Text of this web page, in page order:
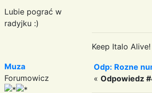
Lubie pograć w
radyjku :)
Keep Italo Alive!
Muza
Forumowicz
Odp: Rozne
« Odpowiedz